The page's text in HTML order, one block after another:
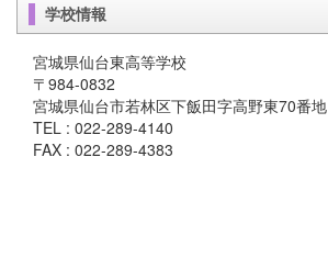
学校情報
宮城県仙台東高等学校
〒984-0832
宮城県仙台市若林区下飯田字高野東70番地
TEL : 022-289-4140
FAX : 022-289-4383